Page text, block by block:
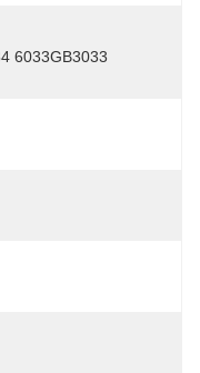
6033GB3033